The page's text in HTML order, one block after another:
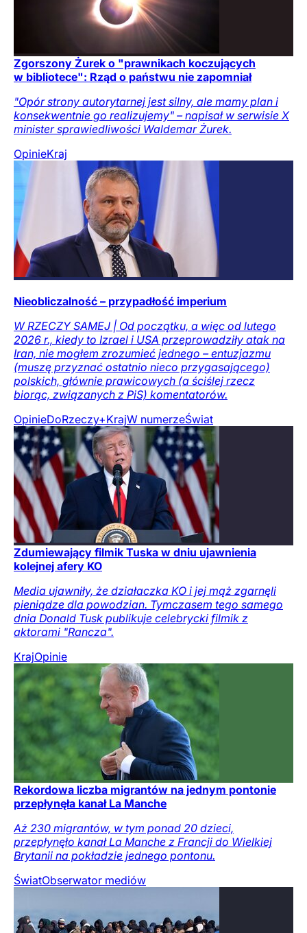
Zgorszony Żurek o "prawnikach koczujących
w bibliotece": Rząd o państwu nie zapomniał
"Opór strony autorytarnej jest silny, ale mamy plan i
konsekwentnie go realizujemy" – napisał w serwisie X
minister sprawiedliwości Waldemar Żurek.
OpinieKraj
Nieobliczalność – przypadłość imperium
W RZECZY SAMEJ | Od początku, a więc od lutego
2026 r., kiedy to Izrael i USA przeprowadziły atak na
Iran, nie mogłem zrozumieć jednego – entuzjazmu
(muszę przyznać ostatnio nieco przygasającego)
polskich, głównie prawicowych (a ściślej rzecz
biorąc, związanych z PiS) komentatorów.
OpinieDoRzeczy+KrajW numerzeŚwiat
Zdumiewający filmik Tuska w dniu ujawnienia
kolejnej afery KO
Media ujawniły, że działaczka KO i jej mąż zgarnęli
pieniądze dla powodzian. Tymczasem tego samego
dnia Donald Tusk publikuje celebrycki filmik z
aktorami "Rancza".
KrajOpinie
Rekordowa liczba migrantów na jednym pontonie
przepłynęła kanał La Manche
Aż 230 migrantów, w tym ponad 20 dzieci,
przepłynęło kanał La Manche z Francji do Wielkiej
Brytanii na pokładzie jednego pontonu.
ŚwiatObserwator mediów